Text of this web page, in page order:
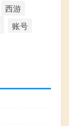
西游
账号